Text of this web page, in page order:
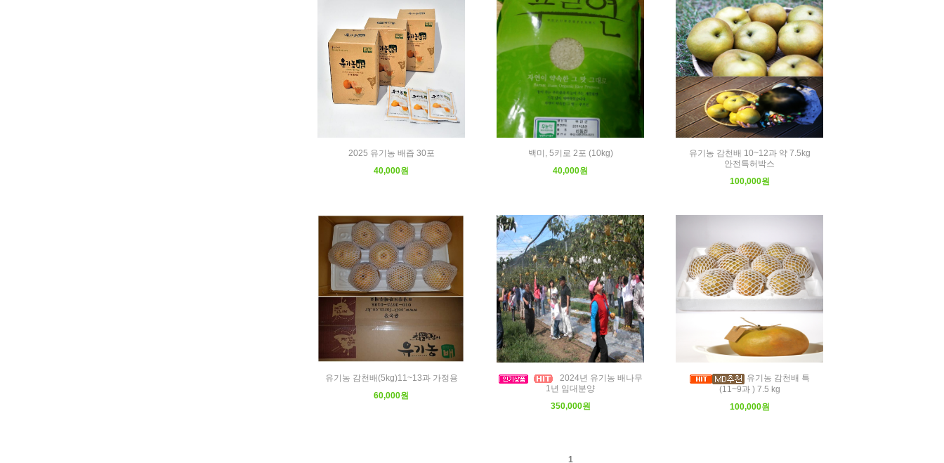
2025 유기농 배즙 30포
40,000원
백미, 5키로 2포 (10kg)
40,000원
유기농 감천배 10~12과 약 7.5kg
안전특허박스
100,000원
유기농 감천배(5kg)11~13과 가정용
60,000원
2024년 유기농 배나무
1년 임대분양
350,000원
유기농 감천배 특
(11~9과 ) 7.5 kg
100,000원
1